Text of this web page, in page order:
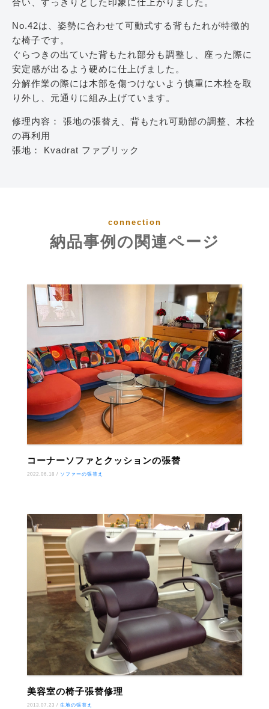
No.42は、姿勢に合わせて可動式する背もたれが特徴的
な椅子です。
ぐらつきの出ていた背もたれ部分も調整し、座った際に
安定感が出るよう硬めに仕上げました。
分解作業の際には木部を傷つけないよう慎重に木栓を取
り外し、元通りに組み上げています。
修理内容： 張地の張替え、背もたれ可動部の調整、木栓
の再利用
張地： Kvadrat ファブリック
connection
納品事例の関連ページ
コーナーソファとクッションの張替
2022.06.18 / ソファーの張替え
美容室の椅子張替修理
2013.07.23 / 生地の張替え